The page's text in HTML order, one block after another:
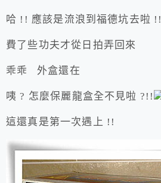
哈 !! 應該是流浪到福德坑去啦 !!
費了些功夫才從日拍弄回來
乖乖 外盒還在
咦 ? 怎麼保麗龍盒全不見啦 ?!!
這還真是第一次遇上 !!